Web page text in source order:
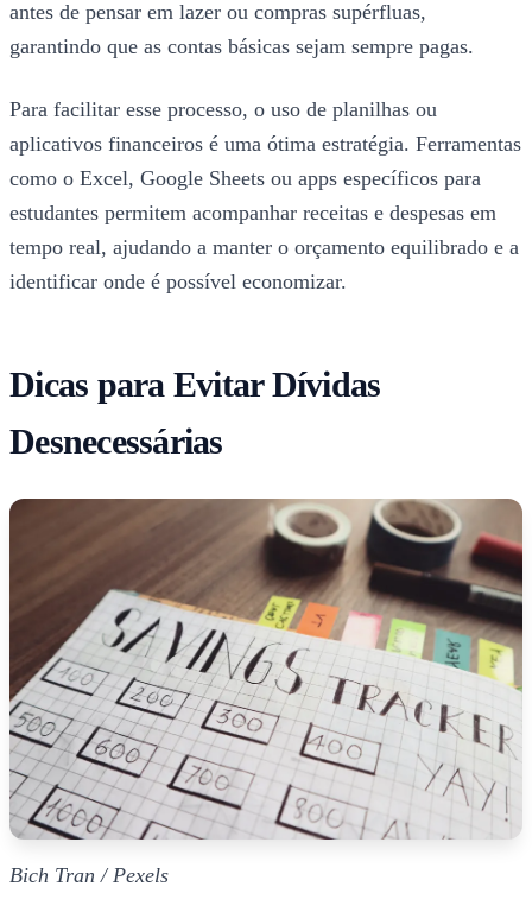
antes de pensar em lazer ou compras supérfluas,
garantindo que as contas básicas sejam sempre pagas.
Para facilitar esse processo, o uso de planilhas ou
aplicativos financeiros é uma ótima estratégia. Ferramentas
como o Excel, Google Sheets ou apps específicos para
estudantes permitem acompanhar receitas e despesas em
tempo real, ajudando a manter o orçamento equilibrado e a
identificar onde é possível economizar.
Dicas para Evitar Dívidas
Desnecessárias
Bich Tran / Pexels